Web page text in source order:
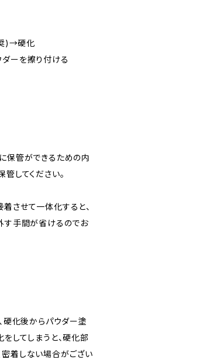
奨)→硬化
ーを擦り付ける
保管ができるための内
してください。
させて一体化すると、
す手間が省けるのでお
硬化後からパウダー塗
してしまうと、硬化部
着しない場合がござい